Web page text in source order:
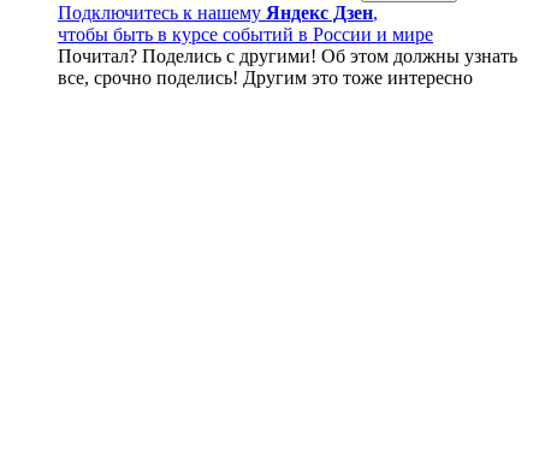
Подключитесь к нашему Яндекс Дзен,
чтобы быть в курсе событий в России и мире
Почитал? Поделись с другими! Об этом должны узнать
все, срочно поделись! Другим это тоже интересно